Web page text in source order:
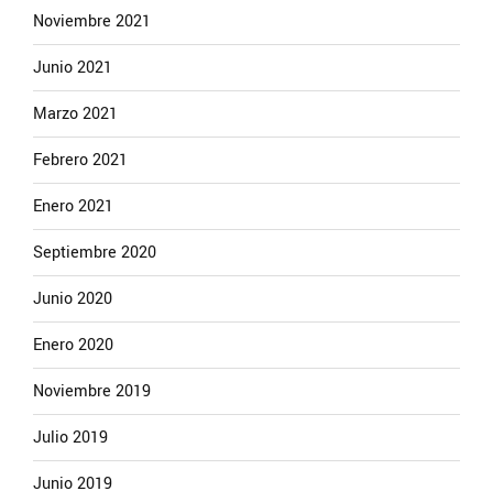
Noviembre 2021
Junio 2021
Marzo 2021
Febrero 2021
Enero 2021
Septiembre 2020
Junio 2020
Enero 2020
Noviembre 2019
Julio 2019
Junio 2019